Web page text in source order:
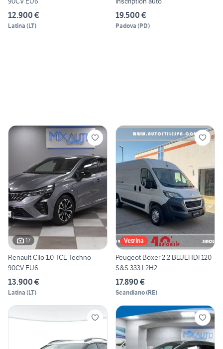
12.900 €
Latina (LT)
19.500 €
Padova (PD)
17
Renault Clio 1.0 TCE Techno
90CV EU6
13.900 €
Latina (LT)
Vetrina
Peugeot Boxer 2.2 BLUEHDI 120
S&S 333 L2H2
17.890 €
Scandiano(RE)